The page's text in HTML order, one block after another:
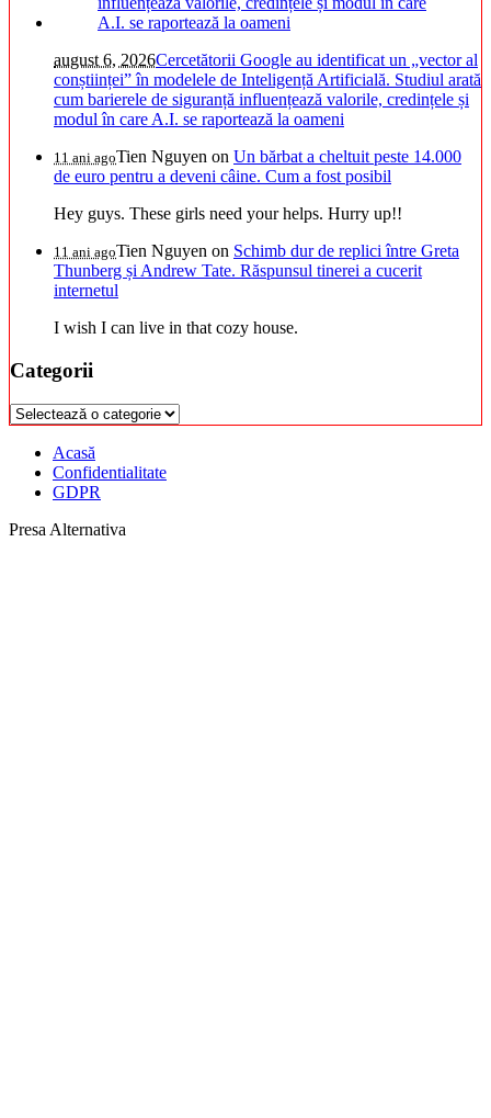
august 6, 2026Cercetătorii Google au identificat un „vector al
conștiinței” în modelele de Inteligență Artificială. Studiul arată
cum barierele de siguranță influențează valorile, credințele și
modul în care A.I. se raportează la oameni
11 ani agoTien Nguyen on Un bărbat a cheltuit peste 14.000
de euro pentru a deveni câine. Cum a fost posibil
Hey guys. These girls need your helps. Hurry up!!
11 ani agoTien Nguyen on Schimb dur de replici între Greta
Thunberg și Andrew Tate. Răspunsul tinerei a cucerit
internetul
I wish I can live in that cozy house.
Categorii
Categorii
Acasă
Confidentialitate
GDPR
Presa Alternativa